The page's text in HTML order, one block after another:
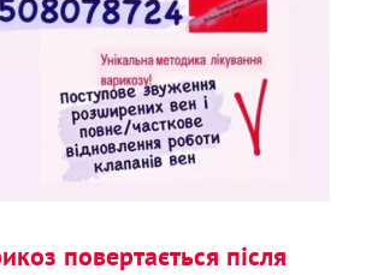
повертається після